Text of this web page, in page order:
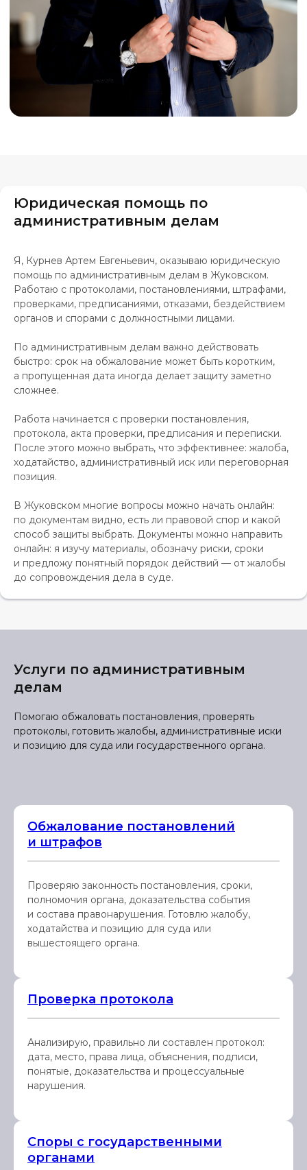
Юридическая помощь по
административным делам
Я, Курнев Артем Евгеньевич, оказываю юридическую
помощь по административным делам в Жуковском.
Работаю с протоколами, постановлениями, штрафами,
проверками, предписаниями, отказами, бездействием
органов и спорами с должностными лицами.
По административным делам важно действовать
быстро: срок на обжалование может быть коротким,
а пропущенная дата иногда делает защиту заметно
сложнее.
Работа начинается с проверки постановления,
протокола, акта проверки, предписания и переписки.
После этого можно выбрать, что эффективнее: жалоба,
ходатайство, административный иск или переговорная
позиция.
В Жуковском многие вопросы можно начать онлайн:
по документам видно, есть ли правовой спор и какой
способ защиты выбрать. Документы можно направить
онлайн: я изучу материалы, обозначу риски, сроки
и предложу понятный порядок действий — от жалобы
до сопровождения дела в суде.
Услуги по административным
делам
Помогаю обжаловать постановления, проверять
протоколы, готовить жалобы, административные иски
и позицию для суда или государственного органа.
Обжалование постановлений
и штрафов
Проверяю законность постановления, сроки,
полномочия органа, доказательства события
и состава правонарушения. Готовлю жалобу,
ходатайства и позицию для суда или
вышестоящего органа.
Проверка протокола
Анализирую, правильно ли составлен протокол:
дата, место, права лица, объяснения, подписи,
понятые, доказательства и процессуальные
нарушения.
Споры с государственными
органами